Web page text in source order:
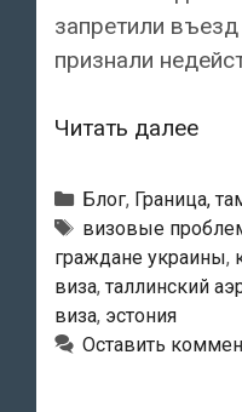
запретили
признали
Читать далее19-
не
Рубрики
Блог, Граница,
Метки
визовые
граждане украины,
виза,таллинский
виза, эстония
Оставить